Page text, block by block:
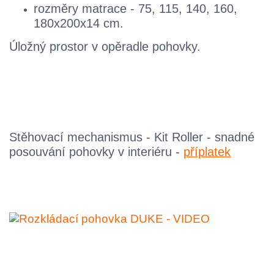
rozměry matrace - 75, 115, 140, 160,
180x200x14 cm.
Úložný prostor v opěradle pohovky.
Stěhovací mechanismus - Kit Roller - snadné
posouvání pohovky v interiéru - příplatek